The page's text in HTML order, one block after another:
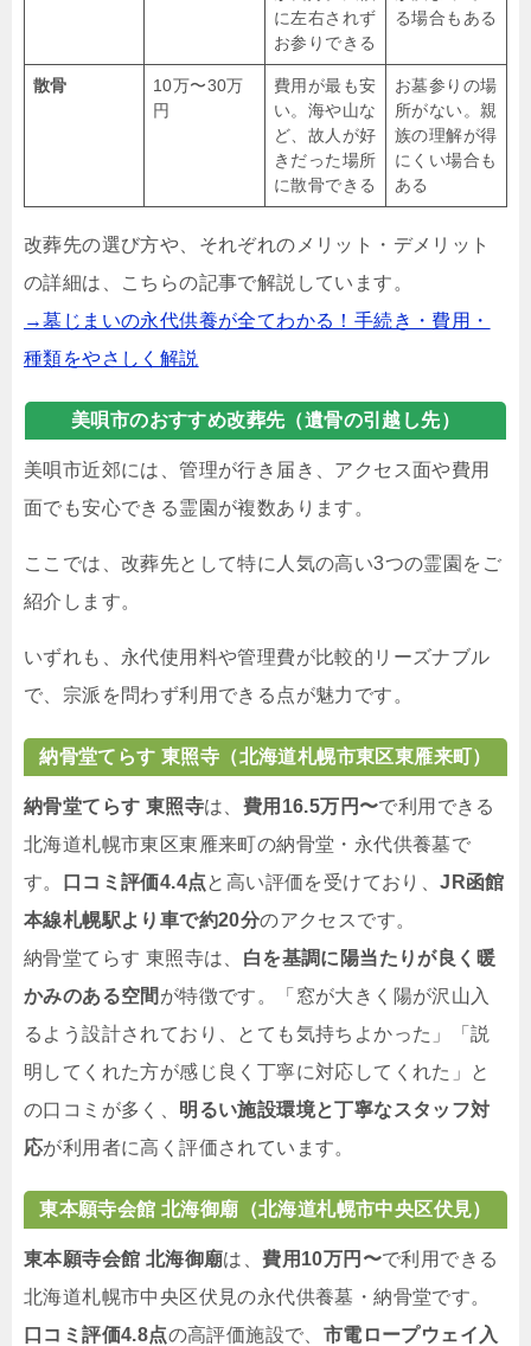
に左右されず
お参りできる
る場合もある
散骨
10万〜30万
円
費用が最も安
い。海や山な
ど、故人が好
きだった場所
に散骨できる
お墓参りの場
所がない。親
族の理解が得
にくい場合も
ある
改葬先の選び方や、それぞれのメリット・デメリット
の詳細は、こちらの記事で解説しています。
→墓じまいの永代供養が全てわかる！手続き・費用・
種類をやさしく解説
美唄市のおすすめ改葬先（遺骨の引越し先）
美唄市近郊には、管理が行き届き、アクセス面や費用
面でも安心できる霊園が複数あります。
ここでは、改葬先として特に人気の高い3つの霊園をご
紹介します。
いずれも、永代使用料や管理費が比較的リーズナブル
で、宗派を問わず利用できる点が魅力です。
納骨堂てらす 東照寺（北海道札幌市東区東雁来町）
納骨堂てらす 東照寺は、 費用16.5万円〜で利用できる
北海道札幌市東区東雁来町の納骨堂・永代供養墓で
す。
口コミ評価4.4点と高い評価を受けており、JR函館
本線札幌駅より車で約20分のアクセスです。
納骨堂てらす 東照寺は、 白を基調に陽当たりが良く暖
かみのある空間 が特徴です。「窓が大きく陽が沢山入
るよう設計されており、とても気持ちよかった」「説
明してくれた方が感じ良く丁寧に対応してくれた」と
の口コミが多く、 明るい施設環境と丁寧なスタッフ対
応が利用者に高く評価されています。
東本願寺会館 北海御廟（北海道札幌市中央区伏見）
東本願寺会館 北海御廟は、費用10万円〜で利用できる
北海道札幌市中央区伏見の永代供養墓・納骨堂です。
口コミ評価4.8点の高評価施設で、 市電ロープウェイ入